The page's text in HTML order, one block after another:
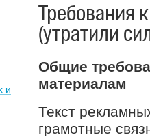
и
Требования
(утратили
Общие
материалам
Текст
грамотные